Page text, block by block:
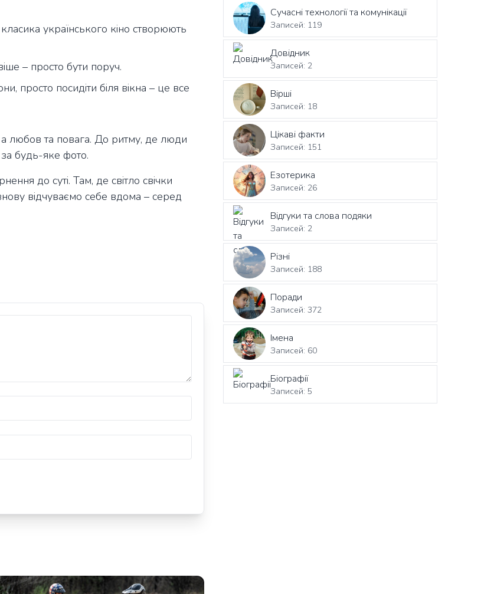
українського кіно створюють
– просто бути поруч.
просто посидіти біля вікна – це все
а любов та повага. До ритму, де люди
будь-яке фото.
до суті. Там, де світло свічки
відчуваємо себе вдома – серед
Сучасні технології та комунікації
Записей: 119
Довідник
Записей: 2
Вірші
Записей: 18
Цікаві факти
Записей: 151
Езотерика
Записей: 26
Відгуки та слова подяки
Записей: 2
Різні
Записей: 188
Поради
Записей: 372
Імена
Записей: 60
Біографії
Записей: 5